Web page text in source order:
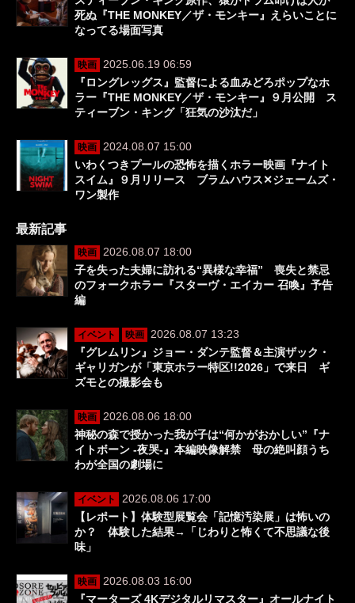
死ぬ『THE MONKEY／ザ・モンキー』えらいことに
なってる場面写真
映画
2025.06.19 06:59
『ロングレッグス』監督による血みどろポップなホ
ラー『THE MONKEY／ザ・モンキー』９月公開 ス
ティーブン・キング「狂気の沙汰だ」
映画
2024.08.07 15:00
いわくつきプールの恐怖を描くホラー映画『ナイト
スイム』９月リリース ブラムハウス✕ジェームズ・
ワン製作
最新記事
映画
2026.08.07 18:00
子を失った夫婦に訪れる“異様な幸福” 喪失と禁忌
のフォークホラー『スターヴ・エイカー 召喚』予告
編
イベント 映画
2026.08.07 13:23
『グレムリン』ジョー・ダンテ監督＆主演ザック・
ギャリガンが「東京ホラー特区!!2026」で来日 ギ
ズモとの撮影会も
映画
2026.08.06 18:00
神秘の森で授かった我が子は“何かがおかしい”『ナ
イトボーン -夜哭-』本編映像解禁 母の絶叫顔うち
わが全国の劇場に
イベント
2026.08.06 17:00
【レポート】体験型展覧会「記憶汚染展」は怖いの
か？ 体験した結果→「じわりと怖くて不思議な後
味」
映画
2026.08.03 16:00
『マーターズ 4Kデジタルリマスター』オールナイト